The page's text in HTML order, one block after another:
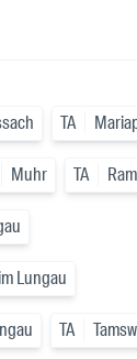
TA
Muhr TA
Lungau
TA